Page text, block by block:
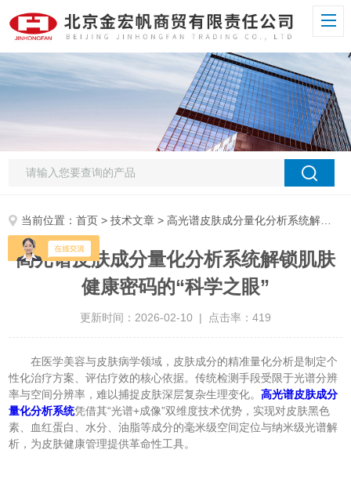
当前位置：首页 >技术文章 > 高光谱皮肤成分量化分析系统解锁肌肤健康密码的“科学之眼”
高光谱皮肤成分量化分析系统解锁肌肤
健康密码的“科学之眼”
更新时间：2026-02-10 | 点击率：419
在医学美容与皮肤病学领域，皮肤成分的精准量化分析是制定个
性化治疗方案、评估疗效的核心依据。传统检测手段受限于光谱分辨
率与空间分辨率，难以捕捉皮肤深层复杂生理变化。高光谱皮肤成分
量化分析系统凭借其“光谱+成像”双维度技术优势，实现对皮肤黑色
素、血红蛋白、水分、油脂等成分的毫米级空间定位与纳米级光谱解
析，为皮肤健康管理提供革命性工具。